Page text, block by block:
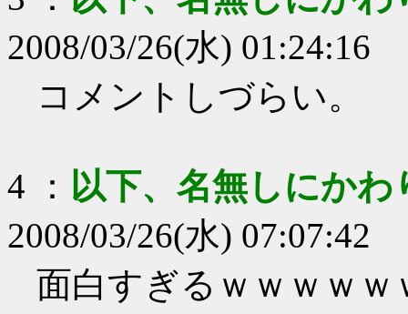
2008/03/26(水) 01:24:16
コメントしづらい。
4 ： 以下、名無しにか
2008/03/26(水) 07:07:42
面白すぎるｗｗｗｗ